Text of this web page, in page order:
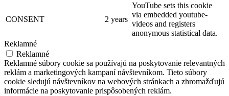
CONSENT 2 years
YouTube sets this cookie
via embedded youtube-
videos and registers
anonymous statistical data.
Reklamné
Reklamné
Reklamné súbory cookie sa používajú na poskytovanie relevantných
reklám a marketingových kampaní návštevníkom. Tieto súbory
cookie sledujú návštevníkov na webových stránkach a zhromažďujú
informácie na poskytovanie prispôsobených reklám.